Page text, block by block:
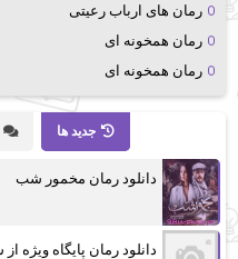
رمان های ارباب رعیتی
رمان همخونه ای
رمان همخونه ای
جدید ها
دانلود رمان مخمور شب
دانلود رمان پایگاه ویژه